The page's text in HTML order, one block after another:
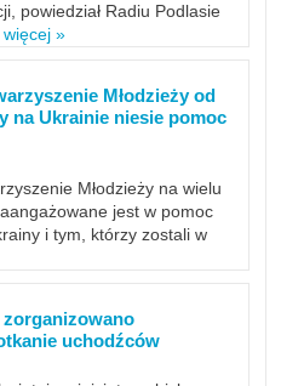
powiedział Radiu Podlasie
więcej »
Młodzieży od
na Ukrainie niesie pomoc
Młodzieży na wielu
jest w pomoc
i tym, którzy zostali w
uchodźców